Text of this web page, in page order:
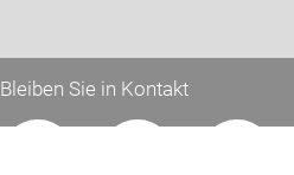
Bleiben Sie in Kontakt